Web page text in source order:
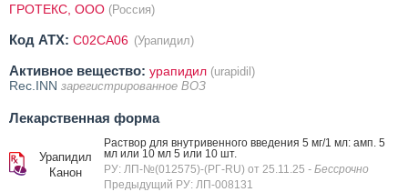
ГРОТЕКС, ООО (Россия)
Код ATX: C02CA06 (Урапидил)
Активное вещество: урапидил (urapidil)
Rec.INN зарегистрированное ВОЗ
Лекарственная форма
Урапидил
Канон
Раствор для внутривенного введения 5 мг/1 мл: амп. 5
мл или 10 мл 5 или 10 шт.
РУ: ЛП-№(012575)-(РГ-RU) от 25.11.25 - Бессрочно
Предыдущий РУ: ЛП-008131